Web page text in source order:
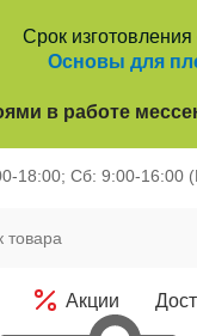
Срок
Основы для
в работе
18:00; Сб: 9:00-16:00
Акции